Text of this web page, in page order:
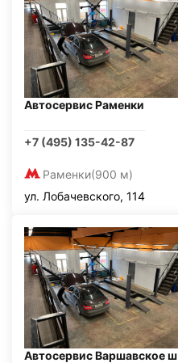
Автосервис Раменки
+7 (495) 135-42-87
Раменки(900 м)
ул. Лобачевского, 114
Автосервис Варшавское ш